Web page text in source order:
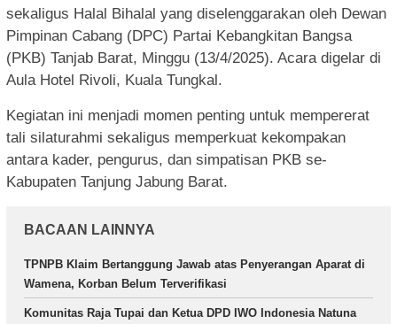
sekaligus Halal Bihalal yang diselenggarakan oleh Dewan
Pimpinan Cabang (DPC) Partai Kebangkitan Bangsa
(PKB) Tanjab Barat, Minggu (13/4/2025). Acara digelar di
Aula Hotel Rivoli, Kuala Tungkal.
Kegiatan ini menjadi momen penting untuk mempererat
tali silaturahmi sekaligus memperkuat kekompakan
antara kader, pengurus, dan simpatisan PKB se-
Kabupaten Tanjung Jabung Barat.
BACAAN LAINNYA
TPNPB Klaim Bertanggung Jawab atas Penyerangan Aparat di
Wamena, Korban Belum Terverifikasi
Komunitas Raja Tupai dan Ketua DPD IWO Indonesia Natuna